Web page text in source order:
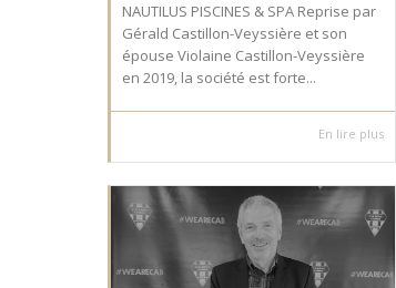
NAUTILUS PISCINES & SPA Reprise par
Gérald Castillon-Veyssière et son
épouse Violaine Castillon-Veyssière
en 2019, la société est forte...
En lire plus